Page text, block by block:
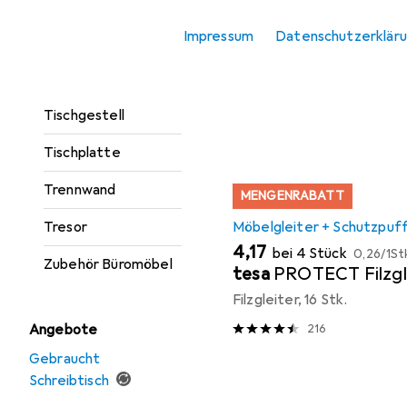
Impressum
Tischgestell
Tischplatte
Trennwand
Tresor
Zubehör Büromöbel
Angebote
Gebraucht
Schreibtisch
MENGENRABATT
Möbelgleiter +
EUR
4,17 bei 4 Stück EUR
0,26/
tesa PROTECT
Filzgleiter, 16 Stk.
216